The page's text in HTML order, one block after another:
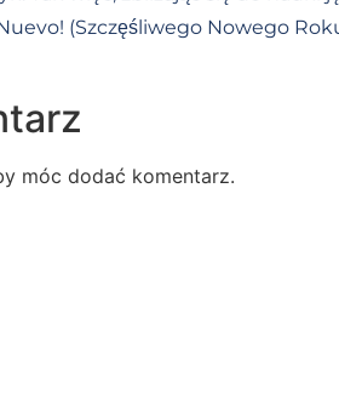
(Szczęśliwego Nowego
móc dodać komentarz.